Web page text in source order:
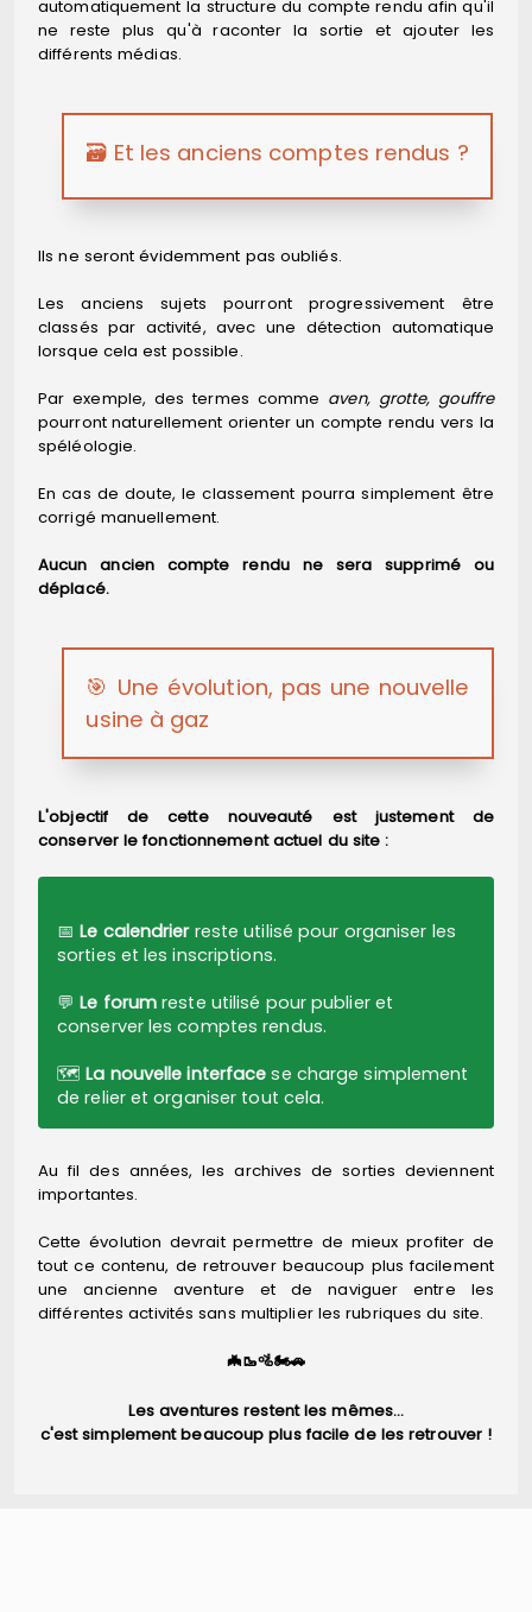
automatiquement la structure du compte rendu afin qu'il
ne reste plus qu'à raconter la sortie et ajouter les
différents médias.
🗃️ Et les anciens comptes rendus ?
Ils ne seront évidemment pas oubliés.
Les anciens sujets pourront progressivement être
classés par activité, avec une détection automatique
lorsque cela est possible.
Par exemple, des termes comme aven, grotte, gouffre
pourront naturellement orienter un compte rendu vers la
spéléologie.
En cas de doute, le classement pourra simplement être
corrigé manuellement.
Aucun ancien compte rendu ne sera supprimé ou
déplacé.
🎯 Une évolution, pas une nouvelle
usine à gaz
L'objectif de cette nouveauté est justement de
conserver le fonctionnement actuel du site :
📅Le calendrierreste utilisé pour organiser les
sorties et les inscriptions.
💬Le forum reste utilisé pour publier et
conserver les comptes rendus.
🗺️La nouvelle interface se charge simplement
de relier et organiser tout cela.
Au fil des années, les archives de sorties deviennent
importantes.
Cette évolution devrait permettre de mieux profiter de
tout ce contenu, de retrouver beaucoup plus facilement
une ancienne aventure et de naviguer entre les
différentes activités sans multiplier les rubriques du site.
🦇🥾🚵🏍️🚗
Les aventures restent les mêmes…
c'est simplement beaucoup plus facile de les retrouver !